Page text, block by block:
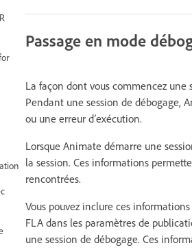
Passage en mode
La façon dont vous commencez une
Pendant une session de débogage,
ou une erreur d’exécution.
Lorsque Animate démarre une
la session. Ces informations
rencontrées.
Vous pouvez inclure ces
FLA dans les paramètres de
une session de débogage. Ces